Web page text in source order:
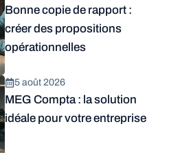
Bonne copie de rapport :
créer des propositions
opérationnelles
5 août 2026
MEG Compta : la solution
idéale pour votre entreprise